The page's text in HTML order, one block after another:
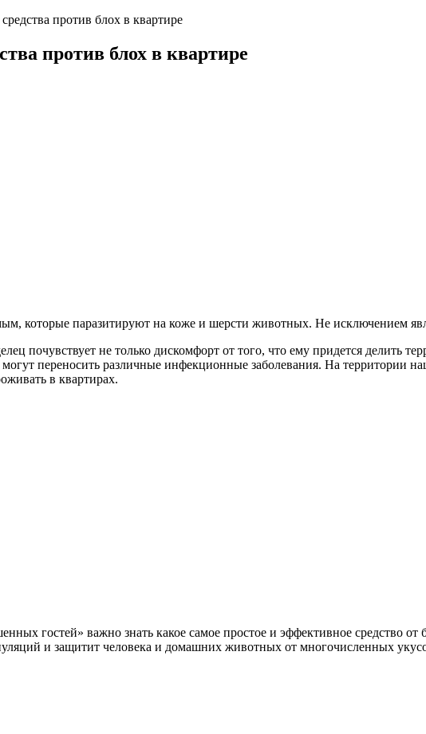
против блох в квартире
против блох в квартире
которые паразитируют на коже и шерсти животных. Не исключением
почувствует не только дискомфорт от того, что ему придется делить
переносить различные инфекционные заболевания. На территории
в квартирах.
гостей» важно знать какое самое простое и эффективное средство
и защитит человека и домашних животных от многочисленных